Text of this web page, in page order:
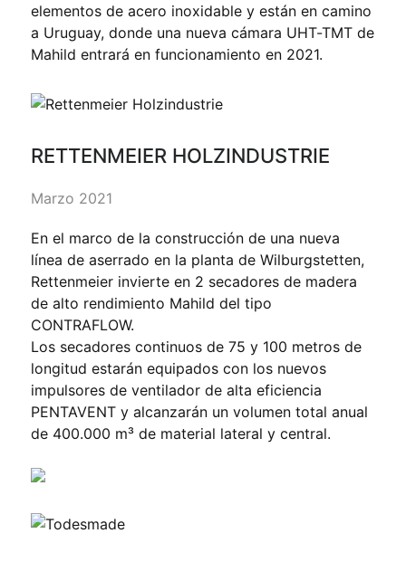
elementos de acero inoxidable y están en camino
a Uruguay, donde una nueva cámara UHT-TMT de
Mahild entrará en funcionamiento en 2021.
RETTENMEIER HOLZINDUSTRIE
Marzo 2021
En el marco de la construcción de una nueva
línea de aserrado en la planta de Wilburgstetten,
Rettenmeier invierte en 2 secadores de madera
de alto rendimiento Mahild del tipo
CONTRAFLOW.
Los secadores continuos de 75 y 100 metros de
longitud estarán equipados con los nuevos
impulsores de ventilador de alta eficiencia
PENTAVENT y alcanzarán un volumen total anual
de 400.000 m³ de material lateral y central.